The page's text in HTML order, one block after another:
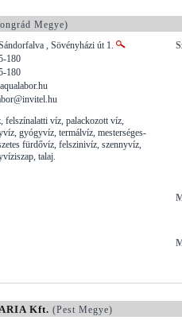
Megye)
, Sövényházi út 1.
180
180
felszínalatti víz, palackozott víz,
gyógyvíz, termálvíz, mesterséges-
fürdővíz, felszinivíz, szennyvíz,
talaj.
Kft. (Pest Megye)